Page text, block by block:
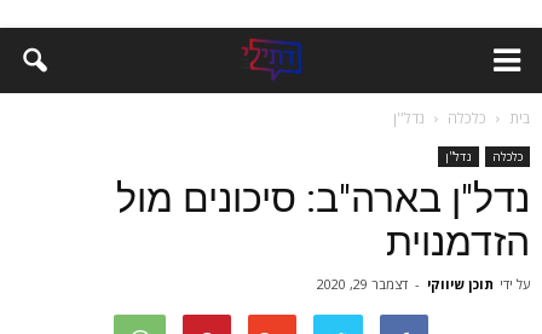
בית כלכלה נדל''ן
כלכלה נדל''ן
נדל"ן בארה"ב: סיכונים מול
הזדמנוית
על ידי תוכן שיווקי - דצמבר 29, 2020